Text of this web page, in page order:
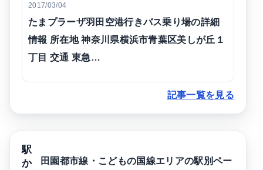
2017/03/04
たまプラーザ羽田空港行きバス乗り場の詳細
情報 所在地 神奈川県横浜市青葉区美しが丘１
丁目 交通 東急…
記事一覧を見る
駅
か
田園都市線・こどもの国線エリアの駅別ペー